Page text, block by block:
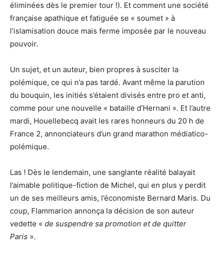
éliminées dès le premier tour !). Et comment une société
française apathique et fatiguée se « soumet » à
l’islamisation douce mais ferme imposée par le nouveau
pouvoir.
Un sujet, et un auteur, bien propres à susciter la
polémique, ce qui n’a pas tardé. Avant même la parution
du bouquin, les initiés s’étaient divisés entre pro et anti,
comme pour une nouvelle « bataille d’Hernani ». Et l’autre
mardi, Houellebecq avait les rares honneurs du 20 h de
France 2, annonciateurs d’un grand marathon médiatico-
polémique.
Las ! Dès le lendemain, une sanglante réalité balayait
l’aimable politique-fiction de Michel, qui en plus y perdit
un de ses meilleurs amis, l’économiste Bernard Maris. Du
coup, Flammarion annonça la décision de son auteur
vedette « de suspendre sa promotion et de quitter
Paris ».